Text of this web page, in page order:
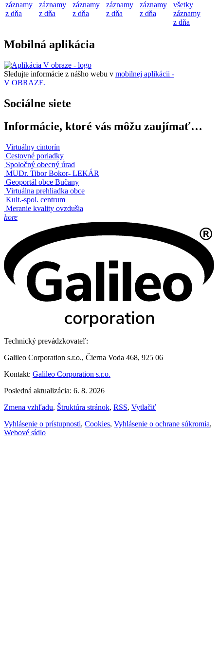
záznamy
z dňa
záznamy
z dňa
záznamy
z dňa
záznamy
z dňa
záznamy
z dňa
všetky
záznamy
z dňa
Mobilná aplikácia
Sledujte informácie z nášho webu v mobilnej aplikácii -
V OBRAZE.
Sociálne siete
Informácie, ktoré vás môžu zaujímať…
Virtuálny cintorín
Cestovné poriadky
Spoločný obecný úrad
MUDr. Tibor Bokor- LEKÁR
Geoportál obce Bučany
Virtuálna prehliadka obce
Kult.-spol. centrum
Meranie kvality ovzdušia
hore
Technický prevádzkovateľ:
Galileo Corporation s.r.o., Čierna Voda 468, 925 06
Kontakt: Galileo Corporation s.r.o.
Posledná aktualizácia: 6. 8. 2026
Zmena vzhľadu, Štruktúra stránok, RSS, Vytlačiť
Vyhlásenie o prístupnosti, Cookies, Vyhlásenie o ochrane súkromia,
Webové sídlo